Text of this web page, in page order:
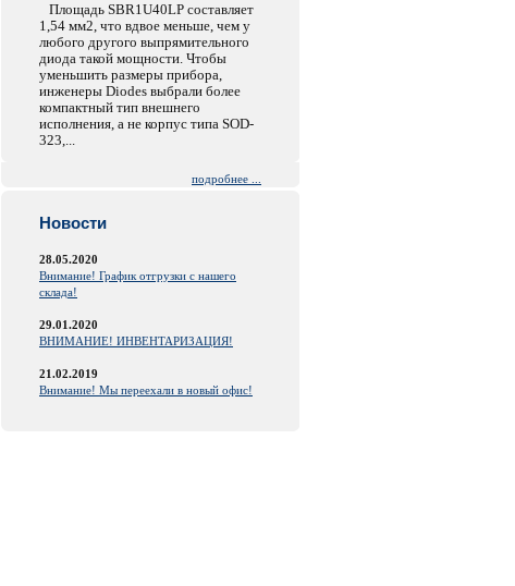
Площадь SBR1U40LP составляет
1,54 мм2, что вдвое меньше, чем у
любого другого выпрямительного
диода такой мощности. Чтобы
уменьшить размеры прибора,
инженеры Diodes выбрали более
компактный тип внешнего
исполнения, а не корпус типа SOD-
323,...
подробнее ...
Новости
28.05.2020
Внимание! График отгрузки с нашего
склада!
29.01.2020
ВНИМАНИЕ! ИНВЕНТАРИЗАЦИЯ!
21.02.2019
Внимание! Мы переехали в новый офис!